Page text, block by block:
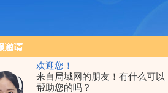
欢迎您！
来自局域网的朋友！有什么可以
帮助您的吗？